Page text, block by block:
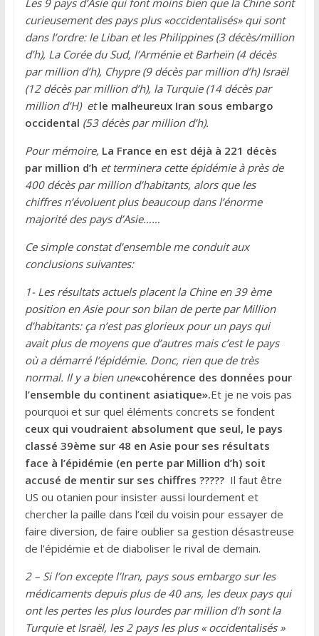
curieusement des pays plus «occidentalisés» qui sont
dans l’ordre: le Liban et les Philippines (3 décès/million
d’h), La Corée du Sud, l’Arménie et Barheïn (4 décès
par million d’h), Chypre (9 décès par million d’h) Israël
(12 décès par million d’h), la Turquie (14 décès par
million d’H) etle malheureux Iran sous embargo
occidental (53 décès par million d’h).
Pour mémoire, La France en est déjà à 221 décès
par million d’h et terminera cette épidémie à près de
400 décès par million d’habitants, alors que les
chiffres n’évoluent plus beaucoup dans l’énorme
majorité des pays d’Asie……
Ce simple constat d’ensemble me conduit aux
conclusions suivantes:
1- Les résultats actuels placent la Chine en 39 ème
position en Asie pour son bilan de perte par Million
d’habitants: ça n’est pas glorieux pour un pays qui
avait plus de moyens que d’autres mais c’est le pays
où a démarré l’épidémie. Donc, rien que de très
normal. Il y a bien une«cohérence des données pour
l’ensemble du continent asiatique».Et je ne vois pas
pourquoi et sur quel éléments concrets se fondent
ceux qui voudraient absolument que seul, le pays
classé 39ème sur 48 en Asie pour ses résultats
face à l’épidémie (en perte par Million d’h) soit
accusé de mentir sur ses chiffres ????? Il faut être
US ou otanien pour insister aussi lourdement et
chercher la paille dans l’œil du voisin pour essayer de
faire diversion, de faire oublier sa gestion désastreuse
de l’épidémie et de diaboliser le rival de demain.
2 – Si l’on excepte l’Iran, pays sous embargo sur les
médicaments depuis plus de 40 ans, les deux pays qui
ont les pertes les plus lourdes par million d’h sont la
Turquie et Israël, les 2 pays les plus « occidentalisés »